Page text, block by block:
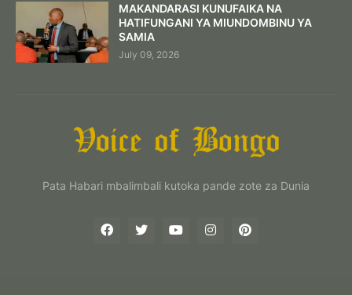
MAKANDARASI KUNUFAIKA NA
HATIFUNGANI YA MIUNDOMBINU YA
SAMIA
July 09, 2026
Pata Habari mbalimbali kutoka pande zote za Dunia